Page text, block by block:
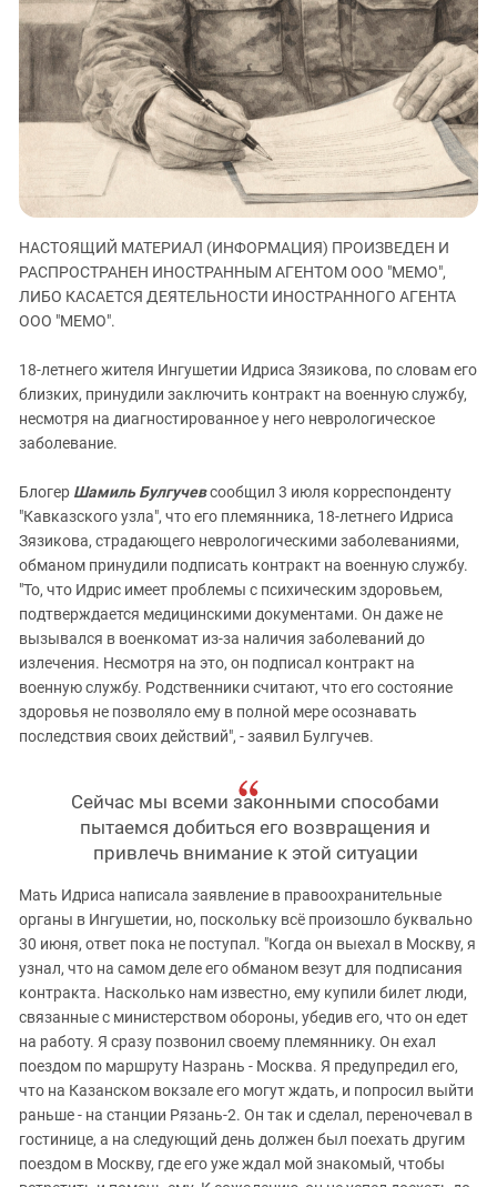
ЗАСТАВЛЯЕТ
КАВКАЗ ЗА ПАЛЕСТИНУ
ИНАКОМЫСЛИЕ В ЧЕЧНЕ
ПРЕСЛЕДОВАНИЕ АКТИВИСТОВ
МОБИЛИЗАЦИЯ И ПРОТЕСТЫ
Дагестан
Ингушетия
Кабардино-Балкария
Калмыкия
Карачаево-Черкесия
Краснодарский край
Российская Федерация
Ростовская область
Северная Осетия - Алания
СКФО
Ставропольский край
Чечня
Южный Кавказ
ЮФО
НАСТОЯЩИЙ МАТЕРИАЛ (ИНФОРМАЦИЯ) ПРОИЗВЕДЕН И
РАСПРОСТРАНЕН ИНОСТРАННЫМ АГЕНТОМ ООО "МЕМО",
ЛИБО КАСАЕТСЯ ДЕЯТЕЛЬНОСТИ ИНОСТРАННОГО АГЕНТА
ООО "МЕМО".
18-летнего жителя Ингушетии Идриса Зязикова, по словам его
близких, принудили заключить контракт на военную службу,
несмотря на диагностированное у него неврологическое
заболевание.
Блогер Шамиль Булгучевсообщил 3 июля корреспонденту
"Кавказского узла", что его племянника, 18-летнего Идриса
Зязикова, страдающего неврологическими заболеваниями,
обманом принудили подписать контракт на военную службу.
"То, что Идрис имеет проблемы с психическим здоровьем,
подтверждается медицинскими документами. Он даже не
вызывался в военкомат из-за наличия заболеваний до
излечения. Несмотря на это, он подписал контракт на
военную службу. Родственники считают, что его состояние
здоровья не позволяло ему в полной мере осознавать
последствия своих действий", - заявил Булгучев.
Сейчас мы всеми законными способами
пытаемся добиться его возвращения и
привлечь внимание к этой ситуации
Мать Идриса написала заявление в правоохранительные
органы в Ингушетии, но, поскольку всё произошло буквально
30 июня, ответ пока не поступал. "Когда он выехал в Москву, я
узнал, что на самом деле его обманом везут для подписания
контракта. Насколько нам известно, ему купили билет люди,
связанные с министерством обороны, убедив его, что он едет
на работу. Я сразу позвонил своему племяннику. Он ехал
поездом по маршруту Назрань - Москва. Я предупредил его,
что на Казанском вокзале его могут ждать, и попросил выйти
раньше - на станции Рязань-2. Он так и сделал, переночевал в
гостинице, а на следующий день должен был поехать другим
поездом в Москву, где его уже ждал мой знакомый, чтобы